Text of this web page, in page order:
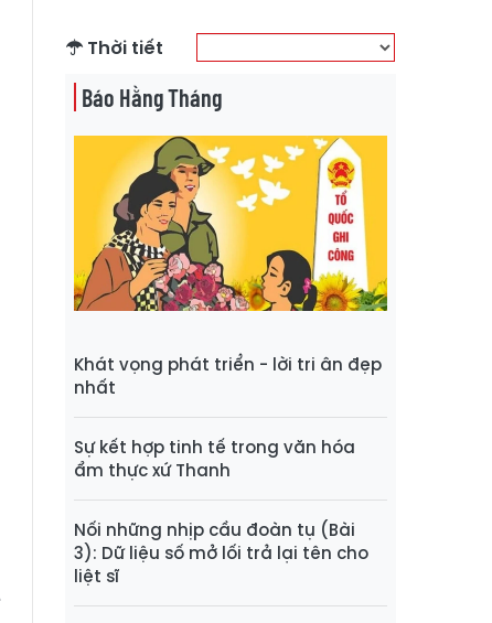
Thời tiết
Báo Hằng Tháng
Khát vọng phát triển - lời tri ân đẹp
nhất
Sự kết hợp tinh tế trong văn hóa
ẩm thực xứ Thanh
Nối những nhịp cầu đoàn tụ (Bài
3): Dữ liệu số mở lối trả lại tên cho
liệt sĩ